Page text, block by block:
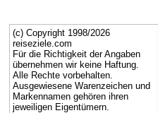
(c) Copyright 1998/2026
reiseziele.com
Für die Richtigkeit der Angaben
übernehmen wir keine Haftung.
Alle Rechte vorbehalten.
Ausgewiesene Warenzeichen und
Markennamen gehören ihren
jeweiligen Eigentümern.